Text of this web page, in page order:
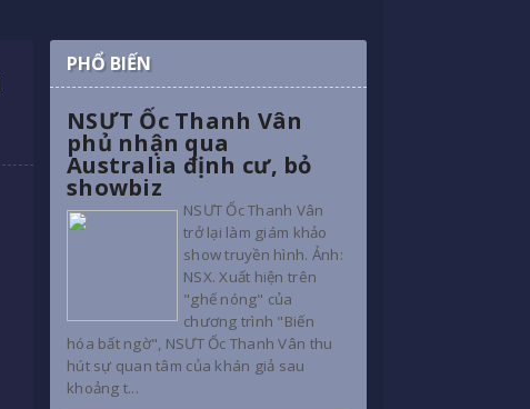
PHỔ BIẾN
NSƯT Ốc Thanh Vân
phủ nhận qua
Australia định cư, bỏ
showbiz
NSƯT Ốc Thanh Vân
trở lại làm giám khảo
show truyền hình. Ảnh:
NSX. Xuất hiện trên
"ghế nóng" của
chương trình "Biến
hóa bất ngờ", NSƯT Ốc Thanh Vân thu
hút sự quan tâm của khán giả sau
khoảng t...